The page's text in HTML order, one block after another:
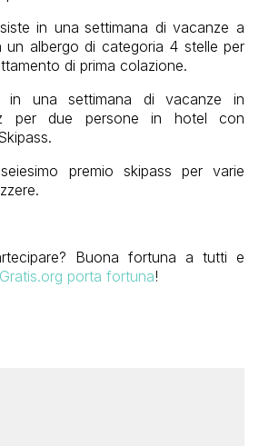
in una settimana di vacanze a
un albergo di categoria 4 stelle per
di prima colazione.
in una settimana di vacanze in
per due persone in hotel con
premio skipass per varie
Buona fortuna a tutti e
porta fortuna!